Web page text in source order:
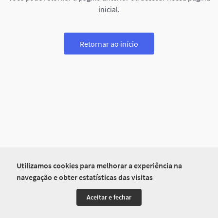
Utilizamos cookies para melhorar a experiência na
navegação e obter estatísticas das visitas
Aceitar e fechar
inicial.
Retornar ao início